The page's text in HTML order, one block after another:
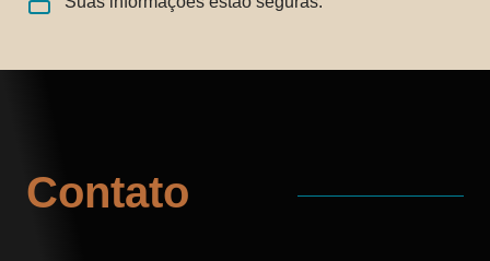
Contato